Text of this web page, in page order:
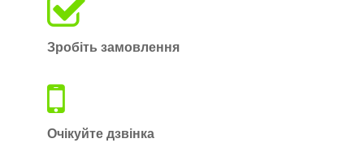
Зробіть замовлення
Очікуйте дзвінка